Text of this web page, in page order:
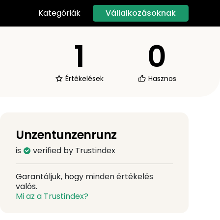
Kategóriák Vállalkozásoknak
1
Értékelések
0
Hasznos
Unzentunzenrunz
is verified by Trustindex
Garantáljuk, hogy minden értékelés
valós.
Mi az a Trustindex?